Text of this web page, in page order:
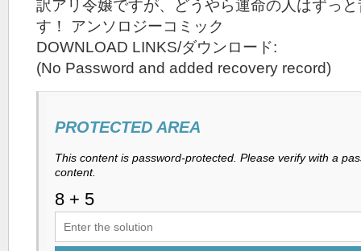
訳アリ令嬢ですが、どうやら運命の人はずっ
す！ アンソロジーコミック
DOWNLOAD LINKS/ダウンロード:
(No Password and added recovery record)
PROTECTED AREA
This content is password-protected. Please verify with a
content.